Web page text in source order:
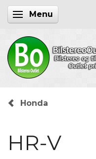
Skifte navigation
Menu
Honda
HR-V